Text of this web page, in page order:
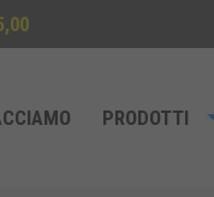
PRODOTTI